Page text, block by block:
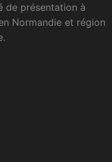
de présentation à
Normandie et région